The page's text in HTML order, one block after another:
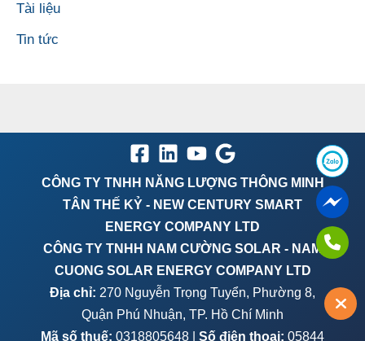
Tài liệu
Tin tức
CÔNG TY TNHH NĂNG LƯỢNG THÔNG MINH
TÂN THẾ KỶ - NEW CENTURY SMART
ENERGY COMPANY LTD
CÔNG TY TNHH NAM CƯỜNG SOLAR - NAM
CUONG SOLAR ENERGY COMPANY LTD
Địa chỉ: 270 Nguyễn Trọng Tuyển, Phường 8,
Quận Phú Nhuận, TP. Hồ Chí Minh
Mã số thuế: 0318805648 | Số điện thoại: 05844